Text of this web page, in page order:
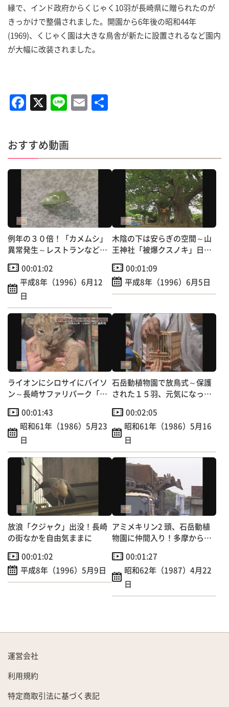
縁で、インド政府からくじゃく10羽が長崎県に贈られたのが
きっかけで整備されました。開園から6年後の昭和44年
(1969)、くじゃく園は大きな鳥舎が新たに設置されるなど園内
が大幅に改装されました。
F
a
c
e
b
o
o
k
X Li
n
e
E
m
l
おすすめ動画
例年の３０倍！「カメムシ」
異常発生～レストランなどに
00:01:02
平成8年（1996）6月12
日
木陰の下は安らぎの空間～山
王神社「被爆クスノキ」日本
00:01:09
平成8年（1996）6月5日
ライオンにシロサイにバイソ
ン～長崎サファリパーク「ベ
00:01:43
昭和61年（1986）5月23
日
石岳動植物園で放鳥式～保護
された１５羽、元気になって
00:02:05
昭和61年（1986）5月16
日
放浪「クジャク」出没！長崎
の街なかを自由気ままに
00:01:02
平成8年（1996）5月9日
アミメキリン2 頭、石岳動植
物園に仲間入り！多摩から佐
00:01:27
昭和62年（1987）4月22
日
運営会社
利用規約
特定商取引法に基づく表記